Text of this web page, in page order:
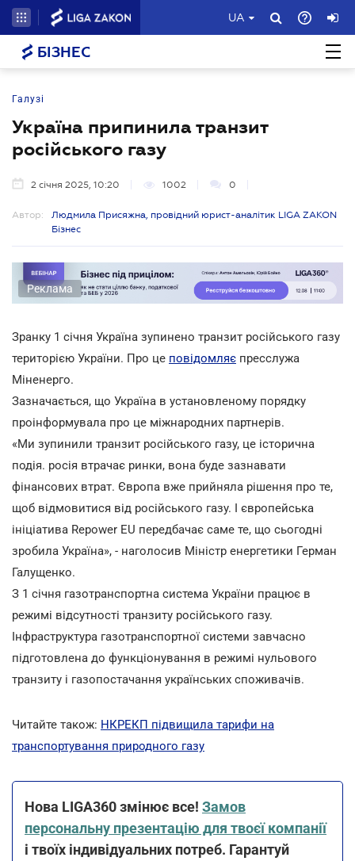
UA
БІЗНЕС
Галузі
Україна припинила транзит
російського газу
2 січня 2025, 10:20 1002 0
Автор:
Людмила Присяжна, провідний юрист-аналітик LIGA ZAKON
Бізнес
Реклама
Зранку 1 січня Україна зупинено транзит російського газу
територією України. Про це повідомляє пресслужа
Міненерго.
Зазначається, що Україна в установленому порядку
проінформувала про це міжнародних партнерів.
«Ми зупинили транзит російського газу, це історична
подія. росія втрачає ринки, вона буде зазнавати
фінансових втрат. Європа вже прийняла рішення про те,
щоб відмовитися від російського газу. І європейська
ініціатива Repower EU передбачає саме те, що сьогодні
зробила Україна», - наголосив Міністр енергетики Герман
Галущенко.
З 1 січня газотранспортна система України працює в
режимі відсутності транзиту російського газу.
Інфраструктура газотранспортної системи завчасно
підготовлена до функціонування в режимі нульового
транзиту і газопостачання українських споживачів.
Читайте також: НКРЕКП підвищила тарифи на
транспортування природного газу
Нова LIGA360 змінює все! Замов
персональну презентацію для твоєї компанії
і твоїх індивідуальних потреб. Гарантуй